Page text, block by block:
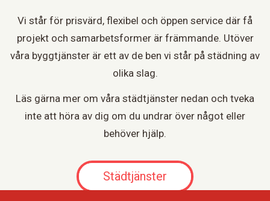
Vi står för prisvärd, flexibel och öppen service där få
projekt och samarbetsformer är främmande. Utöver
våra byggtjänster är ett av de ben vi står på städning av
olika slag.
Läs gärna mer om våra städtjänster nedan och tveka
inte att höra av dig om du undrar över något eller
behöver hjälp.
Städtjänster